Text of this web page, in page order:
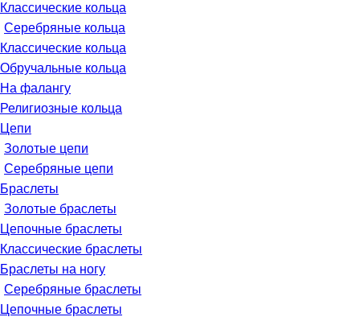
Классические кольца
Серебряные кольца
Классические кольца
Обручальные кольца
На фалангу
Религиозные кольца
Цепи
Золотые цепи
Серебряные цепи
Браслеты
Золотые браслеты
Цепочные браслеты
Классические браслеты
Браслеты на ногу
Серебряные браслеты
Цепочные браслеты